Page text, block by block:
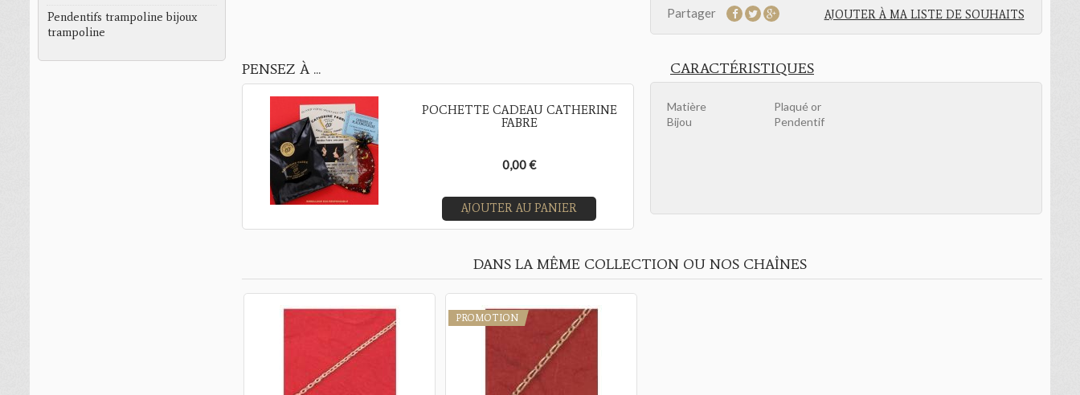
Partager AJOUTER À MA LISTE DE SOUHAITS
PENSEZ À ...
POCHETTE CADEAU CATHERINE
FABRE
0,00 €
AJOUTER AU PANIER
CARACTÉRISTIQUES
Matière
Plaqué or
Bijou
Pendentif
DANS LA MÊME COLLECTION OU NOS CHAÎNES
PROMOTION
Pendentifs trampoline bijoux
trampoline